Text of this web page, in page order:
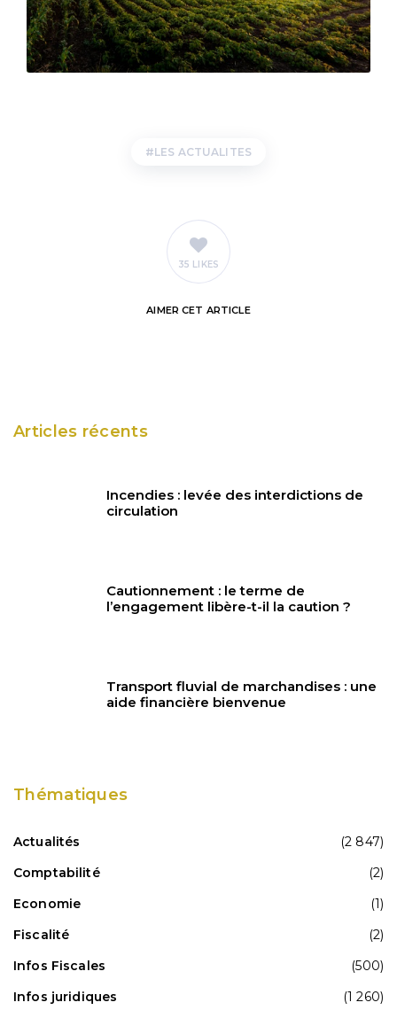
LES ACTUALITES
35 LIKES
AIMER CET ARTICLE
Articles récents
Incendies : levée des interdictions de
circulation
Cautionnement : le terme de
l’engagement libère-t-il la caution ?
Transport fluvial de marchandises : une
aide financière bienvenue
Thématiques
Actualités
(2 847)
Comptabilité
(2)
Economie
(1)
Fiscalité
(2)
Infos Fiscales
(500)
Infos juridiques
(1 260)